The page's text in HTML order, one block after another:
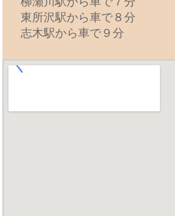
東所沢駅から車で８分
志木駅から車で９分